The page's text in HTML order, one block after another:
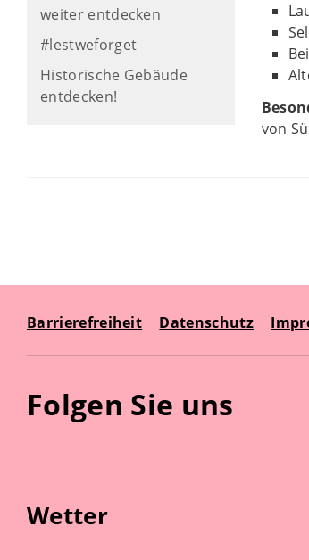
weiter entdecken
#lestweforget
Historische Gebäude
entdecken!
von
Barrierefreiheit Datenschutz
Folgen Sie uns
Wetter